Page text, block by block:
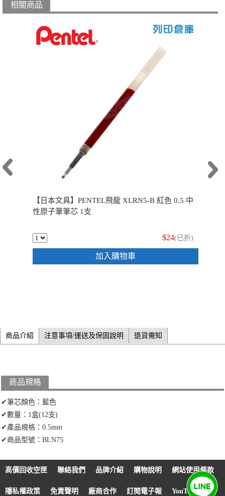
相關商品
【日本文具】PENTEL飛龍 XLRN5-B 紅色 0.5 中
性原子筆筆芯 1支
$24(已折)
加入購物車
商品介紹 注意事項/運送及保固說明 退貨需知
商品規格
✔筆芯顏色：藍色
✔數量：1盒(12支)
✔產品規格：0.5mm
✔商品型號：BLN75
高價回收空匣 聯絡我們 品牌介紹 購物說明 網站使用條款
隱私權政策 免責聲明 廠商合作 訂閱電子報 YouTube